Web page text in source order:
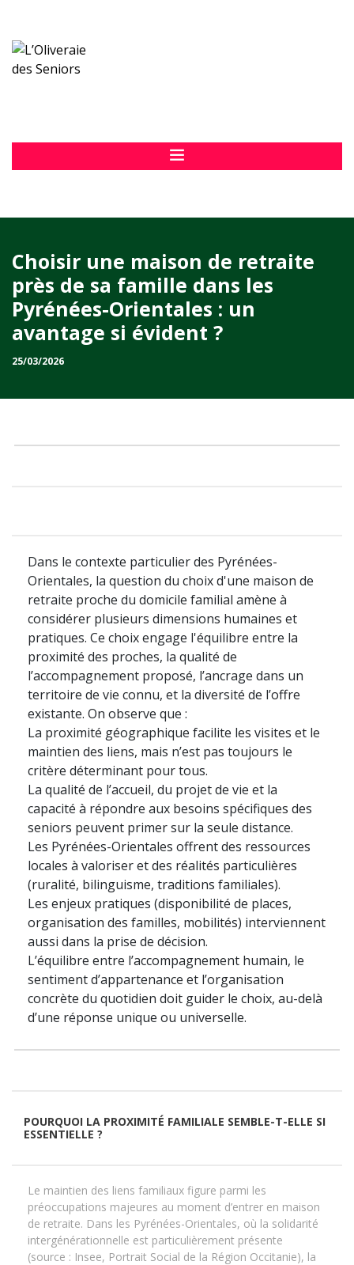
Choisir une maison de retraite
près de sa famille dans les
Pyrénées-Orientales : un
avantage si évident ?
25/03/2026
Dans le contexte particulier des Pyrénées-
Orientales, la question du choix d'une maison de
retraite proche du domicile familial amène à
considérer plusieurs dimensions humaines et
pratiques. Ce choix engage l'équilibre entre la
proximité des proches, la qualité de
l’accompagnement proposé, l’ancrage dans un
territoire de vie connu, et la diversité de l’offre
existante. On observe que :
La proximité géographique facilite les visites et le
maintien des liens, mais n’est pas toujours le
critère déterminant pour tous.
La qualité de l’accueil, du projet de vie et la
capacité à répondre aux besoins spécifiques des
seniors peuvent primer sur la seule distance.
Les Pyrénées-Orientales offrent des ressources
locales à valoriser et des réalités particulières
(ruralité, bilinguisme, traditions familiales).
Les enjeux pratiques (disponibilité de places,
organisation des familles, mobilités) interviennent
aussi dans la prise de décision.
L’équilibre entre l’accompagnement humain, le
sentiment d’appartenance et l’organisation
concrète du quotidien doit guider le choix, au-delà
d’une réponse unique ou universelle.
POURQUOI LA PROXIMITÉ FAMILIALE SEMBLE-T-ELLE SI
ESSENTIELLE ?
Le maintien des liens familiaux figure parmi les
préoccupations majeures au moment d’entrer en maison
de retraite. Dans les Pyrénées-Orientales, où la solidarité
intergénérationnelle est particulièrement présente
(source : Insee, Portrait Social de la Région Occitanie), la